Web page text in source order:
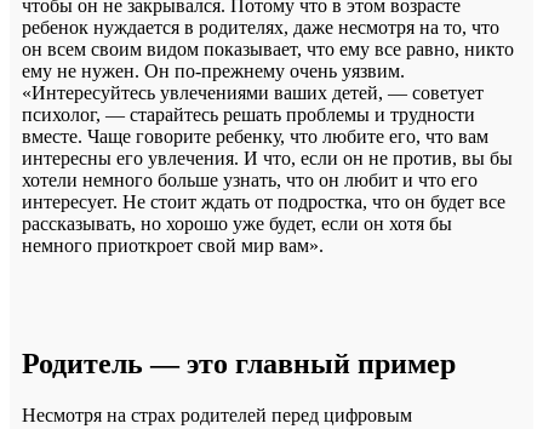
чтобы он не закрывался. Потому что в этом возрасте
ребенок нуждается в родителях, даже несмотря на то, что
он всем своим видом показывает, что ему все равно, никто
ему не нужен. Он по-прежнему очень уязвим.
«Интересуйтесь увлечениями ваших детей, — советует
психолог, — старайтесь решать проблемы и трудности
вместе. Чаще говорите ребенку, что любите его, что вам
интересны его увлечения. И что, если он не против, вы бы
хотели немного больше узнать, что он любит и что его
интересует. Не стоит ждать от подростка, что он будет все
рассказывать, но хорошо уже будет, если он хотя бы
немного приоткроет свой мир вам».
Родитель — это главный пример
Несмотря на страх родителей перед цифровым